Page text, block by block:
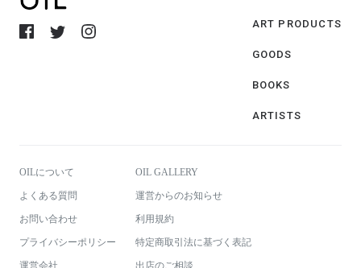
ART PRODUCTS
GOODS
BOOKS
ARTISTS
OILについて OIL GALLERY
よくある質問 運営からのお知らせ
お問い合わせ 利用規約
プライバシーポリシー 特定商取引法に基づく表記
運営会社 出店のご相談